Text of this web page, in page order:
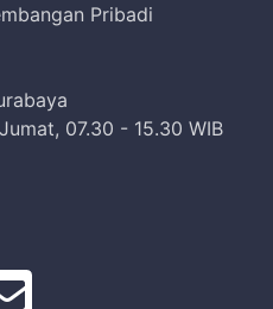
Pribadi
07.30 - 15.30 WIB